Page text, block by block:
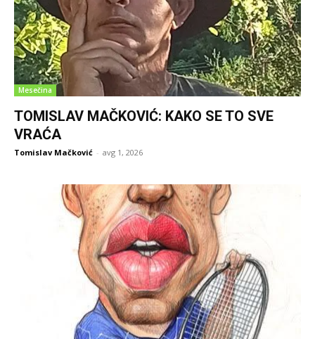
Mesečina
TOMISLAV MAČKOVIĆ: KAKO SE TO SVE
VRAĆA
Tomislav Mačković - avg 1, 2026